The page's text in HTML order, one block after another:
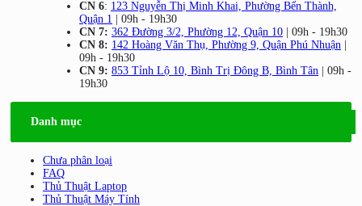
CN 6: 123 Nguyễn Thị Minh Khai, Phường Bến Thành,
Quận 1
| 09h - 19h30
CN 7: 362 Đường 3/2, Phường 12, Quận 10 | 09h - 19h30
CN 8: 142 Hoàng Văn Thụ, Phường 9, Quận Phú Nhuận
09h - 19h30
CN 9: 853 Tỉnh Lộ 10, Bình Trị Đông B, Bình Tân | 09h -
19h30
Danh mục
Chưa phân loại
FAQ
Thủ Thuật Laptop
Thủ Thuật Máy Tính